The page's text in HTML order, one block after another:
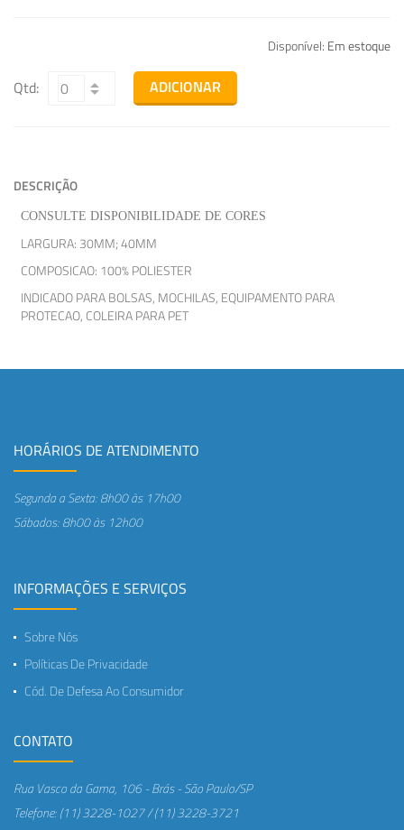
Disponível: Em estoque
Qtd: ADICIONAR
DESCRIÇÃO
CONSULTE DISPONIBILIDADE DE CORES
LARGURA: 30MM; 40MM
COMPOSICAO: 100% POLIESTER
INDICADO PARA BOLSAS, MOCHILAS, EQUIPAMENTO PARA
PROTECAO, COLEIRA PARA PET
HORÁRIOS DE ATENDIMENTO
Segunda a Sexta: 8h00 às 17h00
Sábados: 8h00 às 12h00
INFORMAÇÕES E SERVIÇOS
Sobre Nós
Políticas De Privacidade
Cód. De Defesa Ao Consumidor
CONTATO
Rua Vasco da Gama, 106 - Brás - São Paulo/SP
Telefone: (11) 3228-1027 / (11) 3228-3721